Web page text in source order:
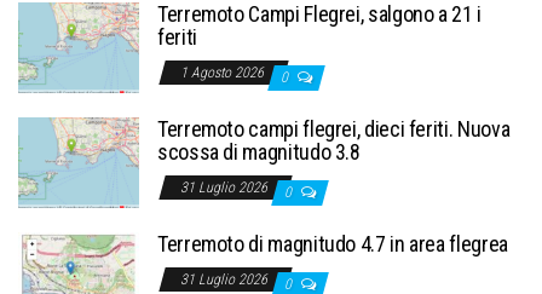
Terremoto Campi Flegrei, salgono a 21 i
feriti
1 Agosto 2026 0
Terremoto campi flegrei, dieci feriti. Nuova
scossa di magnitudo 3.8
31 Luglio 2026 0
Terremoto di magnitudo 4.7 in area flegrea
31 Luglio 2026 0